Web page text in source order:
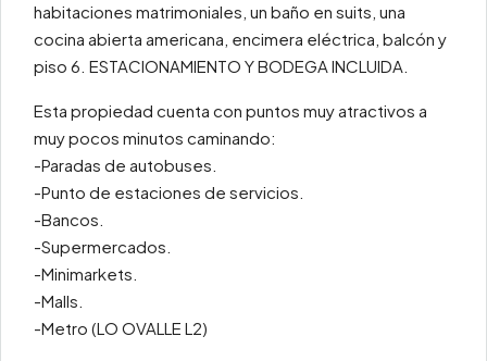
habitaciones matrimoniales, un baño en suits, una
cocina abierta americana, encimera eléctrica, balcón y
piso 6. ESTACIONAMIENTO Y BODEGA INCLUIDA.
Esta propiedad cuenta con puntos muy atractivos a
muy pocos minutos caminando:
-Paradas de autobuses.
-Punto de estaciones de servicios.
-Bancos.
-Supermercados.
-Minimarkets.
-Malls.
-Metro (LO OVALLE L2)